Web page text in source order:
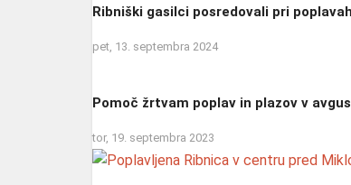
Ribniški gasilci posredovali pri
pet, 13. septembra 2024
Pomoč žrtvam poplav in plazov v
tor, 19. septembra 2023